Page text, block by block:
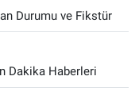
Durumu ve Fikstür
Dakika Haberleri